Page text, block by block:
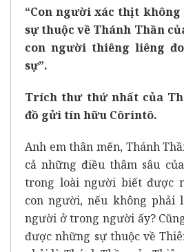
“Con người xác thịt
sự thuộc về Thánh Thần
con người thiêng liêng
sự”.
Trích thư thứ nhất của
đồ gửi tín hữu Côrintô.
Anh em thân mến, Thánh
cả những điều thâm sâu
trong loài người biết được
con người, nếu không phải
người ở trong người ấy?
được những sự thuộc về